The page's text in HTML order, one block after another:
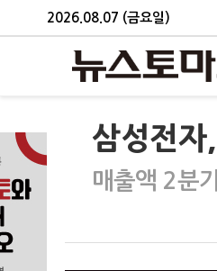
2026.08.07 (금요일)
삼성전
매출액 2분